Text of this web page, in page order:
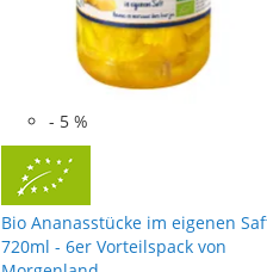
- 5 %
Bio Ananasstücke im eigenen
720ml - 6er Vorteilspack von